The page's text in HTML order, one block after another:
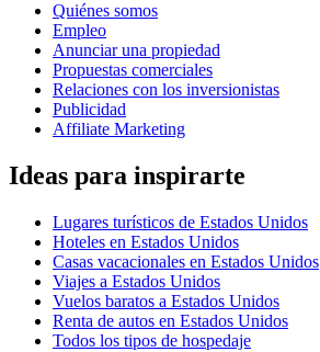
Quiénes somos
Empleo
Anunciar una propiedad
Propuestas comerciales
Relaciones con los inversionistas
Publicidad
Affiliate Marketing
Ideas para inspirarte
Lugares turísticos de Estados Unidos
Hoteles en Estados Unidos
Casas vacacionales en Estados Unidos
Viajes a Estados Unidos
Vuelos baratos a Estados Unidos
Renta de autos en Estados Unidos
Todos los tipos de hospedaje